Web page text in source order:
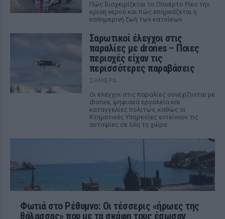
Πώς διαχειρίζεται το Πουέρτο Ρίκο την
κρίση νερού και πώς επηρεάζεται η
καθημερινή ζωή των κατοίκων
Σαρωτικοί έλεγχοι στις
παραλίες με drones – Ποιες
περιοχές είχαν τις
περισσότερες παραβάσεις
ΣΉΜΕΡΑ
Οι έλεγχοι στις παραλίες συνεχίζονται με
drones, ψηφιακά εργαλεία και
καταγγελίες πολιτών, καθώς οι
Κτηματικές Υπηρεσίες εντείνουν τις
αυτοψίες σε όλη τη χώρα
Φωτιά στο Ρέθυμνο: Οι τέσσερις «ήρωες της
θάλασσας» που με τα σκάφη τους έσωσαν